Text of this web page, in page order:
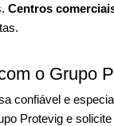
Centros
o Grupo
confiável e
Protevig e